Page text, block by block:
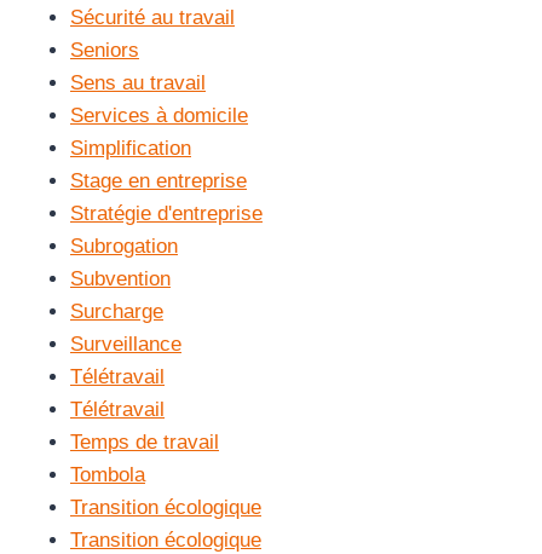
Sécurité au travail
Seniors
Sens au travail
Services à domicile
Simplification
Stage en entreprise
Stratégie d'entreprise
Subrogation
Subvention
Surcharge
Surveillance
Télétravail
Télétravail
Temps de travail
Tombola
Transition écologique
Transition écologique